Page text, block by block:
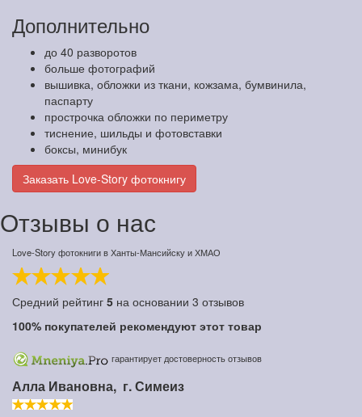
Дополнительно
до 40 разворотов
больше фотографий
вышивка, обложки из ткани, кожзама, бумвинила,
паспарту
прострочка обложки по периметру
тиснение, шильды и фотовставки
боксы, минибук
Заказать Love-Story фотокнигу
Отзывы о нас
Love-Story фотокниги в Ханты-Мансийску и ХМАО
Средний рейтинг 5 на основании 3 отзывов
100% покупателей рекомендуют этот товар
гарантирует достоверность отзывов
Алла Ивановна, г. Симеиз